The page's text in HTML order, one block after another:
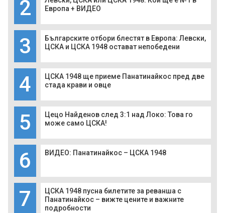
2
Европа + ВИДЕО
3
Българските отбори блестят в Европа: Левски,
ЦСКА и ЦСКА 1948 остават непобедени
4
ЦСКА 1948 ще приеме Панатинайкос пред две
стада крави и овце
5
Цецо Найденов след 3:1 над Локо: Това го
може само ЦСКА!
6 ВИДЕО: Панатинайкос – ЦСКА 1948
7
ЦСКА 1948 пусна билетите за реванша с
Панатинайкос – вижте цените и важните
подробности